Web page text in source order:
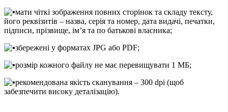
мати чіткі зображення повних сторінок та складу тексту,
його реквізитів – назва, серія та номер, дата видачі, печатки,
підписи, прізвище, ім’я та по батькові власника;
збережені у форматах JPG або PDF;
розмір кожного файлу не має перевищувати 1 МБ;
рекомендована якість сканування – 300 dpi (щоб
забезпечити високу деталізацію).